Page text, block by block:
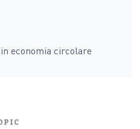
economia circolare